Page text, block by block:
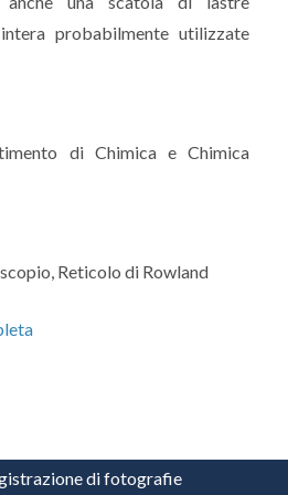
di fotografie
probabilmente utilizzate
di Chimica e Chimica
Reticolo di Rowland